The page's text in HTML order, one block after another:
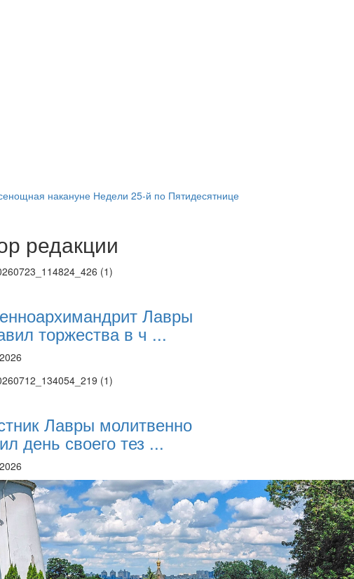
Название трансляции
Название трансляции
Название трансляции
Название трансляции
Название трансляции
накануне Недели 25-й по Пятидесятнице
редакции
Лавры
торжества в ч ...
Лавры молитвенно
день своего тез ...